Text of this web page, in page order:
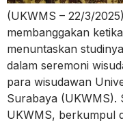
(UKWMS – 22/3/
membanggakan
menuntaskan
dalam seremoni
para wisudawan
Surabaya (UKWMS).
UKWMS, berkumpul